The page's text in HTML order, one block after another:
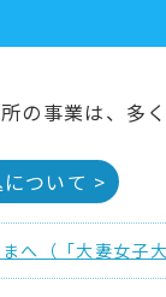
の事業は、多
ついて >
へ（「大妻女子